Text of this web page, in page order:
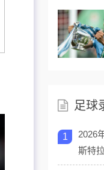
足球
1
2026
斯特